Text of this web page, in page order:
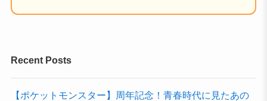
Recent Posts
【ポケットモンスター】周年記念！青春時代に見たあの